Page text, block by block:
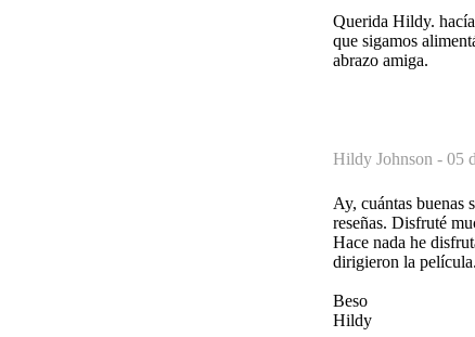
Querida Hildy.
que sigamos
abrazo amiga.
Hildy Johnson - 05
Ay, cuántas buenas
reseñas. Disfruté
Hace nada he
dirigieron la película.
Beso
Hildy